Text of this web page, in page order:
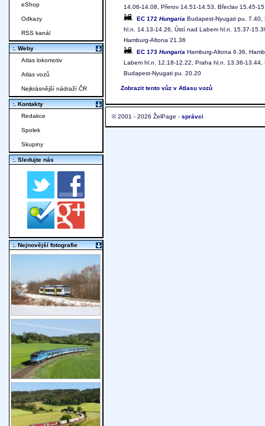
14.06-14.08, Přerov 14.51-14.53, Břeclav 15.45-
EC 172 Hungaria Budapest-Nyugati pu. 7.40,
hl.n. 14.13-14.26, Ústí nad Labem hl.n. 15.37-
Hamburg-Altona 21.36
EC 173 Hungaria Hamburg-Altona 6.36,
Labem hl.n. 12.18-12.22, Praha hl.n. 13.36-
Budapest-Nyugati pu. 20.20
Zobrazit tento vůz v Atlasu vozů
© 2001 - 2026 ŽelPage - správci
eShop
Odkazy
RSS kanál
:. Weby
Atlas lokomotiv
Atlas vozů
Nejkrásnější nádraží ČR
:. Kontakty
Redakce
Spolek
Skupiny
:. Sledujte nás
:. Nejnovější fotografie